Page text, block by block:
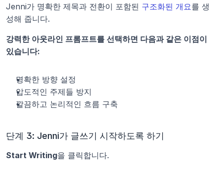
Jenni가 명확한 제목과 전환이 포함된 구조화된 개요를 생
성해 줍니다.
강력한 아웃라인 프롬프트를 선택하면 다음과 같은 이점이
있습니다:
명확한 방향 설정
압도적인 주제들 방지
깔끔하고 논리적인 흐름 구축
단계 3: Jenni가 글쓰기 시작하도록 하기
Start Writing을 클릭합니다.